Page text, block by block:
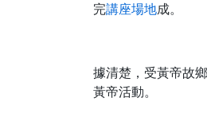
完講座場地成。
據清楚，受黃帝故
黃帝活動。